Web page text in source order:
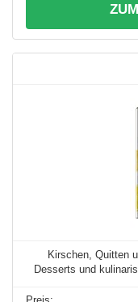
Kirschen, Quitten
Desserts und